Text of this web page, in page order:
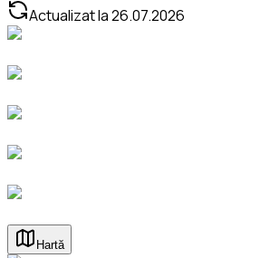
Actualizat la26.07.2026
Hartă